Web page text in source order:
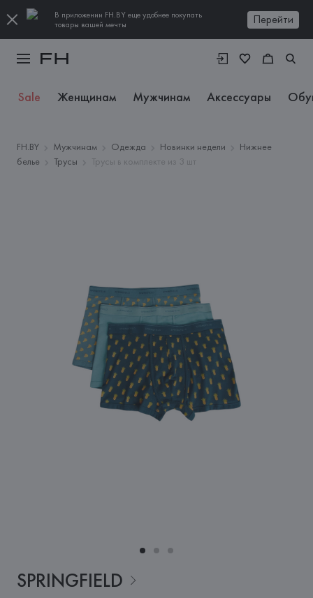
В приложении FH.BY еще удобнее покупать
товары вашей мечты
Перейти
Sale Женщинам Мужчинам Аксессуары
FH.BY Мужчинам Одежда Новинки недели
Нижнее
белье
Трусы Трусы в комплекте из 3 шт
SPRINGFIELD